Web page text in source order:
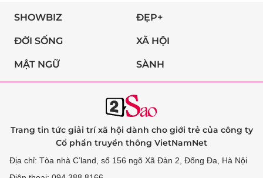
SHOWBIZ ĐẸP+
ĐỜI SỐNG XÃ HỘI
MẬT NGỮ SÀNH
Trang tin tức giải trí xã hội dành cho giới trẻ của công ty
Cổ phần truyền thông VietNamNet
Địa chỉ: Tòa nhà C’land, số 156 ngõ Xã Đàn 2, Đống Đa, Hà Nội